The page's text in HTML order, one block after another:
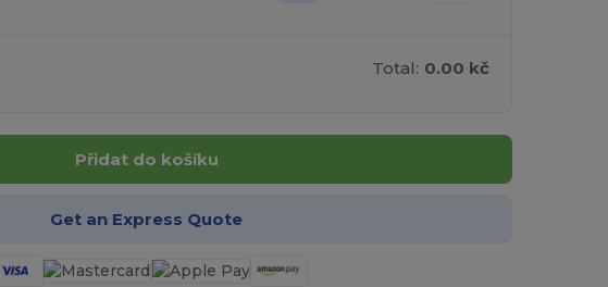
Total: 0.00 kč
Přidat do košíku
Get an Express Quote